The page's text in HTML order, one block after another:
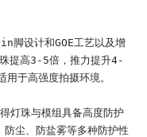
脚设计和GOE工艺以及增
提高3-5倍，推力提升4-
于高强度拍摄环境。
灯珠与模组具备高度防护
尘、防盐雾等多种防护性